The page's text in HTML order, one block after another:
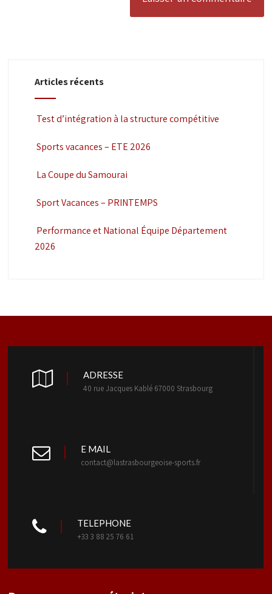
Articles récents
Test d’intégration à la structure compétitive
Sports vacances – ETE 2026
La Coupe du Samourai
Sport Vacances – PRINTEMPS
Performance et National Équipe Département
2026
ADRESSE
40 rue Jacques Kablé 67000 Strasbourg
E MAIL
contact@lastrasbourgeoise-sports.fr
TELEPHONE
+33 3 88 25 76 61